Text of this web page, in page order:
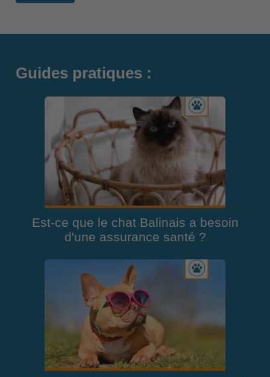
Guides pratiques :
Est-ce que le chat Balinais a besoin
d'une assurance santé ?